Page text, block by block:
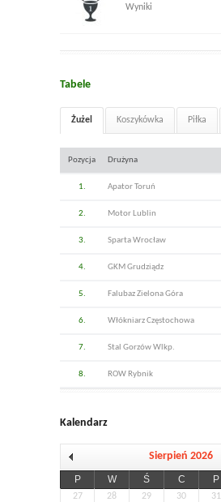
Wyniki
Tabele
Żużel Koszykówka Piłka
Pozycja Drużyna
1. Apator Toruń
2. Motor Lublin
3. Sparta Wrocław
4. GKM Grudziądz
5. Falubaz Zielona Góra
6. Włókniarz Częstochowa
7. Stal Gorzów Wlkp.
8. ROW Rybnik
Kalendarz
Sierpień 2026
P W Ś C P
27 28 29 30 31